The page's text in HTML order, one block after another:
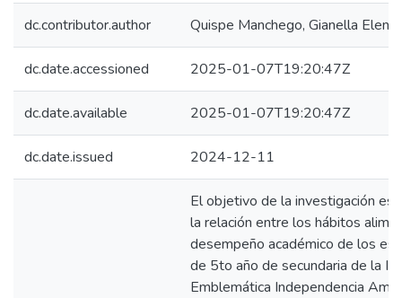
dc.contributor.author Quispe Manchego, Gianella Elena
dc.date.accessioned 2025-01-07T19:20:47Z
dc.date.available 2025-01-07T19:20:47Z
dc.date.issued 2024-12-11
El objetivo de la investigación es
la relación entre los hábitos
desempeño académico de los
de 5to año de secundaria de la I.E.
Emblemática Independencia